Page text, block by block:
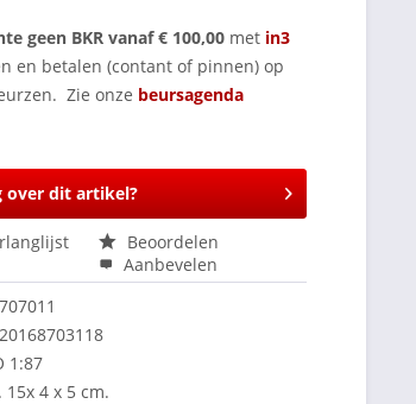
geen BKR vanaf € 100,00 met in3
en betalen (contant of pinnen) op
Zie onze beursagenda
over dit artikel?
Beoordelen
Aanbevelen
1:87
15x 4 x 5 cm.